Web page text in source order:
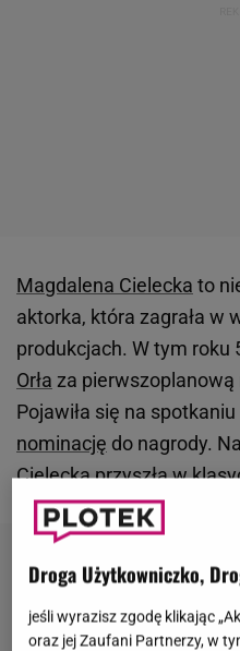
Magdalena Cielecka to
aktorka, która zagrała w
produkcjach. W tym roku
Orła za pierwszoplanową
Pojawiła się na
nominację do nagrody.
Cielecka przyszła w
Droga Użytkowniczko,
jeśli wyrazisz zgodę klikając
oraz jej Zaufani Partnerzy, w